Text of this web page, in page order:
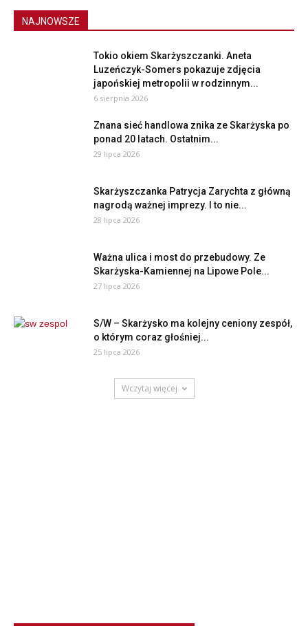
NAJNOWSZE
Tokio okiem Skarżyszczanki. Aneta
Luzeńczyk-Somers pokazuje zdjęcia
japońskiej metropolii w rodzinnym...
6 sierpnia 2026
Znana sieć handlowa znika ze Skarżyska po
ponad 20 latach. Ostatnim...
29 lipca 2026
Skarżyszczanka Patrycja Zarychta z główną
nagrodą ważnej imprezy. I to nie...
28 lipca 2026
Ważna ulica i most do przebudowy. Ze
Skarżyska-Kamiennej na Lipowe Pole...
27 lipca 2026
S/W – Skarżysko ma kolejny ceniony zespół,
o którym coraz głośniej...
25 lipca 2026
Wczytaj więcej